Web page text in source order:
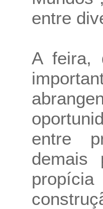
entre
A feira,
entre
demais